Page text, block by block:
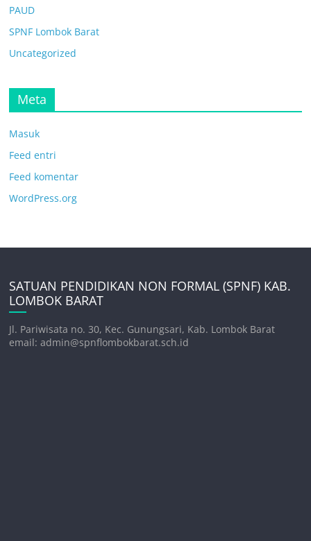
PAUD
SPNF Lombok Barat
Uncategorized
Meta
Masuk
Feed entri
Feed komentar
WordPress.org
SATUAN PENDIDIKAN NON FORMAL (SPNF) KAB.
LOMBOK BARAT
Jl. Pariwisata no. 30, Kec. Gunungsari, Kab. Lombok Barat
email: admin@spnflombokbarat.sch.id